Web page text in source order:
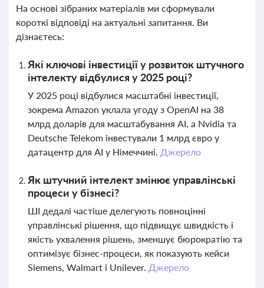
На основі зібраних матеріалів ми сформували
короткі відповіді на актуальні запитання. Ви
дізнаєтесь:
Які ключові інвестиції у розвиток штучного
інтелекту відбулися у 2025 році?
У 2025 році відбулися масштабні інвестиції,
зокрема Amazon уклала угоду з OpenAI на 38
млрд доларів для масштабування AI, а Nvidia та
Deutsche Telekom інвестували 1 млрд євро у
датацентр для AI у Німеччині. Джерело
Як штучний інтелект змінює управлінські
процеси у бізнесі?
ШІ дедалі частіше делегують повноцінні
управлінські рішення, що підвищує швидкість і
якість ухвалення рішень, зменшує бюрократію та
оптимізує бізнес-процеси, як показують кейси
Siemens, Walmart і Unilever. Джерело